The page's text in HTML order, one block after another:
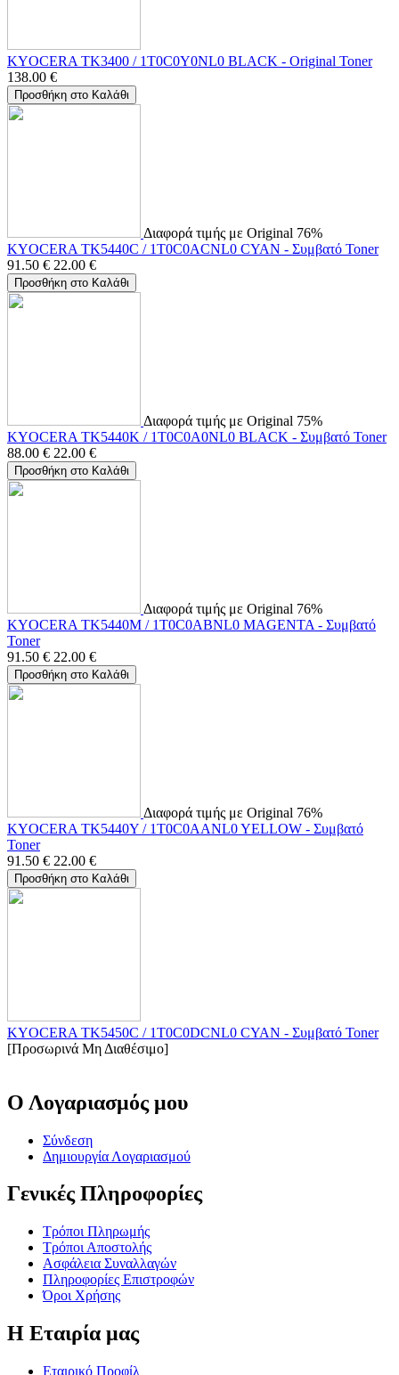
KYOCERA TK3400 / 1T0C0Y0NL0 BLACK - Original Toner
138.00 €
Προσθήκη στο Καλάθι
Διαφορά τιμής με Original 76%
KYOCERA TK5440C / 1T0C0ACNL0 CYAN - Συμβατό Toner
91.50 € 22.00 €
Προσθήκη στο Καλάθι
Διαφορά τιμής με Original 75%
KYOCERA TK5440K / 1T0C0A0NL0 BLACK - Συμβατό Toner
88.00 € 22.00 €
Προσθήκη στο Καλάθι
Διαφορά τιμής με Original 76%
KYOCERA TK5440M / 1T0C0ABNL0 MAGENTA - Συμβατό
Toner
91.50 € 22.00 €
Προσθήκη στο Καλάθι
Διαφορά τιμής με Original 76%
KYOCERA TK5440Y / 1T0C0AANL0 YELLOW - Συμβατό
Toner
91.50 € 22.00 €
Προσθήκη στο Καλάθι
KYOCERA TK5450C / 1T0C0DCNL0 CYAN - Συμβατό Toner
[Προσωρινά Μη Διαθέσιμο]
Ο Λογαριασμός μου
Σύνδεση
Δημιουργία Λογαριασμού
Γενικές Πληροφορίες
Τρόποι Πληρωμής
Τρόποι Αποστολής
Ασφάλεια Συναλλαγών
Πληροφορίες Επιστροφών
Όροι Χρήσης
Η Εταιρία μας
Εταιρικό Προφίλ